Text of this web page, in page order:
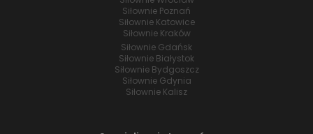
Siłownie Poznań
Siłownie Katowice
Siłownie Kraków
Siłownie Gdańsk
Siłownie Białystok
Siłownie Bydgoszcz
Siłownie Gdynia
Siłownie Kalisz